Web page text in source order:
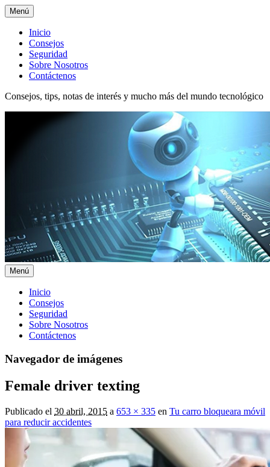
Menú
Menú
superior
Inicio
Consejos
Seguridad
Sobre Nosotros
Contáctenos
Consejos, tips, notas de interés y mucho más del mundo tecnológico
Menú
Menú
principal
Inicio
Consejos
Seguridad
Sobre Nosotros
Contáctenos
Navegador de imágenes
Female driver texting
Publicado el 30 abril, 2015 a 653 × 335 en Tu carro bloqueara móvil
para reducir accidentes